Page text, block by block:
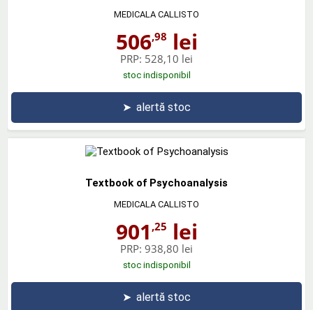
MEDICALA CALLISTO
506,98 lei
PRP: 528,10 lei
stoc indisponibil
➤ alertă stoc
Textbook of Psychoanalysis
MEDICALA CALLISTO
901 ,25 lei
PRP: 938,80 lei
stoc indisponibil
➤ alertă stoc